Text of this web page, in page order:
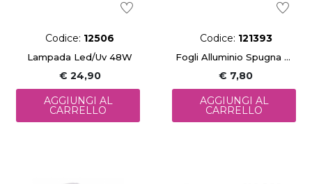
Codice: 12506
Lampada Led/Uv 48W
€ 24,90
AGGIUNGI AL
CARRELLO
Codice: 121393
Fogli Alluminio Spugna Per Rimozione Smalto Gel Semipermanente Unghie 50 Pz
€ 7,80
AGGIUNGI AL
CARRELLO